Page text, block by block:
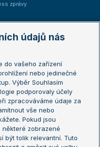
zprávy
Open
Open
mistrů
mistryň
údajů nás
do vašeho zařízení
nebo jedinečné
Výběr Souhlasím
podporovaly účely
zpracováváme údaje za
vše nebo
Pokud jsou
zobrazené
být tolik relevantní. Tuto